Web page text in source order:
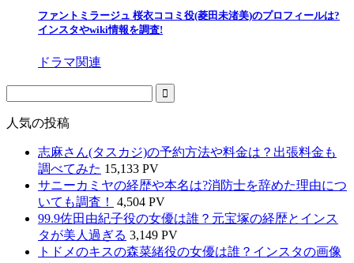
ファントミラージュ 桜衣ココミ役(菱田未渚美)のプロフィールは?
インスタやwiki情報を調査!
ドラマ関連
人気の投稿
志麻さん(タスカジ)の予約方法や料金は？出張料金も
調べてみた 15,133 PV
サニーカミヤの経歴や本名は?消防士を辞めた理由につ
いても調査！
4,504 PV
99.9佐田由紀子役の女優は誰？元宝塚の経歴とインス
タが美人過ぎる 3,149 PV
トドメのキスの森菜緒役の女優は誰？インスタの画像